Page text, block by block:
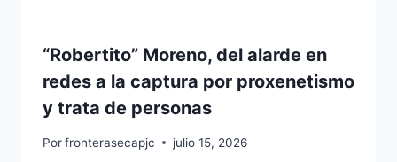
“Robertito” Moreno, del alarde en
redes a la captura por proxenetismo
y trata de personas
Porfronterasecapjc julio 15, 2026